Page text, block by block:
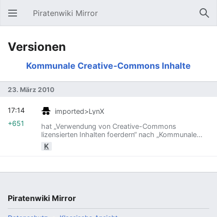
Hauptmenü öffnen Piratenwiki Mirror
Versionen
Kommunale Creative-Commons Inhalte
23. März 2010
imported>LynX
hat „Verwendung von Creative-Commons
lizensierten Inhalten foerdern“ nach „Kommunale
Creative-Commons Inhalte“ verschoben
K
17:14
+651
Piratenwiki Mirror